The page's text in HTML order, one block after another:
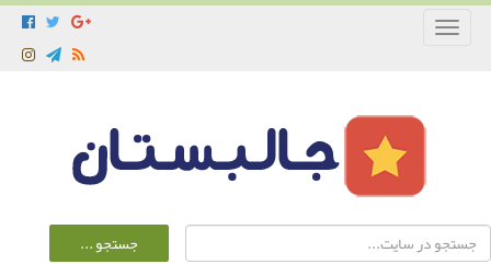
Toggle